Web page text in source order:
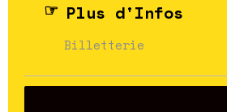
Plus d'Infos
Billetterie